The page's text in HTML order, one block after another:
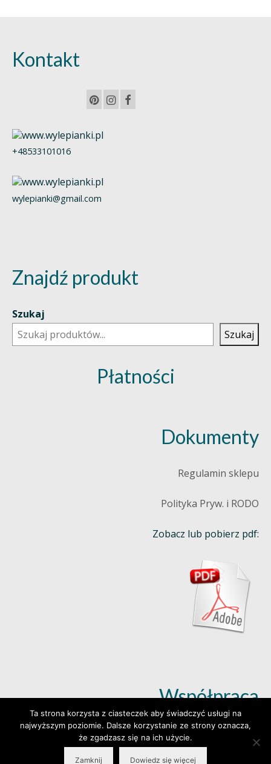
Kontakt
+48533101016
wylepianki@gmail.com
Znajdź produkt
Szukaj
Szukaj
Płatności
Dokumenty
Regulamin sklepu
Polityka Pryw. i RODO
Zobacz lub pobierz pdf:
Współpraca
Dowiedz się więcej (klik)
Ta strona korzysta z ciasteczek aby świadczyć usługi na
najwyższym poziomie. Dalsze korzystanie ze strony oznacza,
że zgadzasz się na ich użycie.
Zamknij Dowiedz się więcej